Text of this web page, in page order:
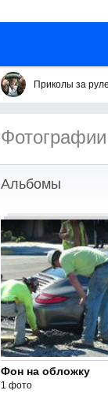
Приколы за
Фотографии
Альбомы
Фон на обложку
1 фото